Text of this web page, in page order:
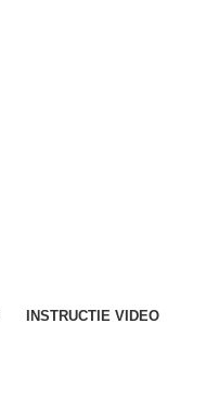
INSTRUCTIE VIDEO